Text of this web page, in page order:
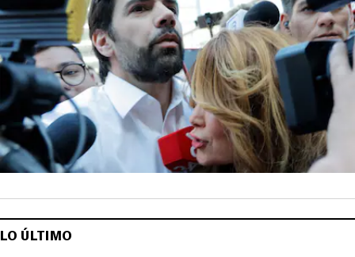
LO ÚLTIMO